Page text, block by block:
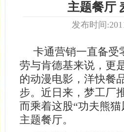
主题餐厅
发布时间
卡通营销一直备受
劳与肯德基来说，更
的动漫电影，洋快餐
步。近日来，梦工厂
而乘着这股“功夫熊
主题餐厅。